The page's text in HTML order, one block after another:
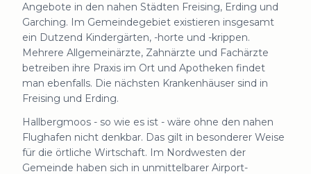
Angebote in den nahen Städten Freising, Erding und
Garching. Im Gemeindegebiet existieren insgesamt
ein Dutzend Kindergärten, -horte und -krippen.
Mehrere Allgemeinärzte, Zahnärzte und Fachärzte
betreiben ihre Praxis im Ort und Apotheken findet
man ebenfalls. Die nächsten Krankenhäuser sind in
Freising und Erding.
Hallbergmoos - so wie es ist - wäre ohne den nahen
Flughafen nicht denkbar. Das gilt in besonderer Weise
für die örtliche Wirtschaft. Im Nordwesten der
Gemeinde haben sich in unmittelbarer Airport-